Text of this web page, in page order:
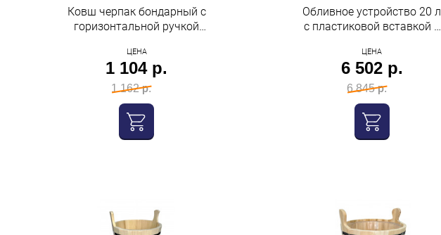
Ковш черпак бондарный с
горизонтальной ручкой
ЦЕНА
1 104 р.
1 162 р.
Обливное устройство 20 л
с пластиковой вставкой и
ЦЕНА
6 502 р.
6 845 р.